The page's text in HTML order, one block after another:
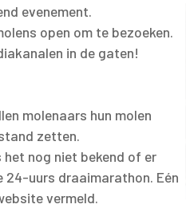
evenement.
open om te bezoeken.
in de gaten!
molenaars hun molen
zetten.
het nog niet bekend of er
24-uurs draaimarathon. Eén
vermeld.